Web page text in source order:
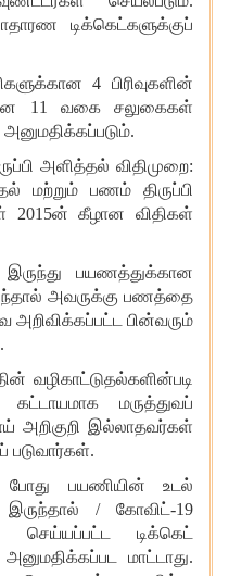
டிக்கெட்களுக்குப்
4 பிரிவுகளின்
11 வகை சலுகைகள்
அனுமதிக்கப்படும்.
அளித்தல் விதிமுறை:
மற்றும் பணம் திருப்பி
கீழான விதிகள்
பயணத்துக்கான
அவருக்கு பணத்தை
அறிவிக்கப்பட்ட பின்வரும்
வழிகாட்டுதல்களின்படி
மருத்துவப்
அறிகுறி இல்லாதவர்கள்
படுவார்கள்.
போது பயணியின் உடல்
இருந்தால்/ கோவிட்-19
செய்யப்பட்ட டிக்கெட்
மாட்டாது.